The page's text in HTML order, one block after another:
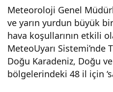
Meteoroloji Genel
ve yarın yurdun büyük
hava koşullarının etkili
MeteoUyarı Sistemi’nde
Doğu Karadeniz, Doğu
bölgelerindeki 48 il için
için
“sar